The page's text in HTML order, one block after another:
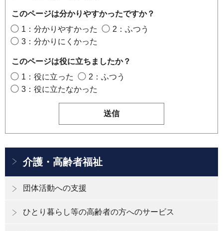
このページは分かりやすかったですか？
1：分かりやすかった
2：ふつう
3：分かりにくかった
このページは役に立ちましたか？
1：役に立った
2：ふつう
3：役に立たなかった
介護・高齢者福祉
団体活動への支援
ひとり暮らし等の高齢者の方へのサービス